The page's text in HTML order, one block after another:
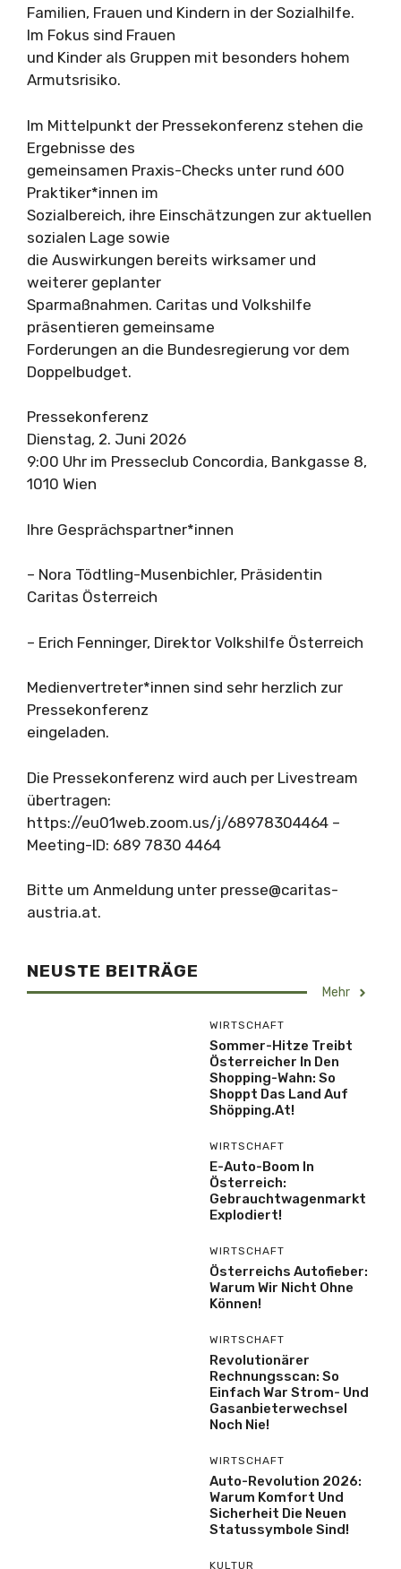
Familien, Frauen und Kindern in der Sozialhilfe.
Im Fokus sind Frauen
und Kinder als Gruppen mit besonders hohem
Armutsrisiko.
Im Mittelpunkt der Pressekonferenz stehen die
Ergebnisse des
gemeinsamen Praxis-Checks unter rund 600
Praktiker*innen im
Sozialbereich, ihre Einschätzungen zur aktuellen
sozialen Lage sowie
die Auswirkungen bereits wirksamer und
weiterer geplanter
Sparmaßnahmen. Caritas und Volkshilfe
präsentieren gemeinsame
Forderungen an die Bundesregierung vor dem
Doppelbudget.
Pressekonferenz
Dienstag, 2. Juni 2026
9:00 Uhr im Presseclub Concordia, Bankgasse 8,
1010 Wien
Ihre Gesprächspartner*innen
– Nora Tödtling-Musenbichler, Präsidentin
Caritas Österreich
– Erich Fenninger, Direktor Volkshilfe Österreich
Medienvertreter*innen sind sehr herzlich zur
Pressekonferenz
eingeladen.
Die Pressekonferenz wird auch per Livestream
übertragen:
https://eu01web.zoom.us/j/68978304464 –
Meeting-ID: 689 7830 4464
Bitte um Anmeldung unter presse@caritas-
austria.at.
NEUSTE BEITRÄGE
Mehr
WIRTSCHAFT
Sommer-Hitze Treibt
Österreicher In Den
Shopping-Wahn: So
Shoppt Das Land Auf
Shöpping.at!
WIRTSCHAFT
E-Auto-Boom In
Österreich:
Gebrauchtwagenmarkt
Explodiert!
WIRTSCHAFT
Österreichs Autofieber:
Warum Wir Nicht Ohne
Können!
WIRTSCHAFT
Revolutionärer
Rechnungsscan: So
Einfach War Strom- Und
Gasanbieterwechsel
Noch Nie!
WIRTSCHAFT
Auto-Revolution 2026:
Warum Komfort Und
Sicherheit Die Neuen
Statussymbole Sind!
KULTUR